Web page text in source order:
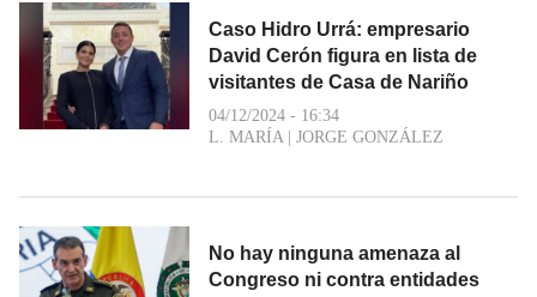
Caso Hidro Urrá: empresario
David Cerón figura en lista de
visitantes de Casa de Nariño
04/12/2024 - 16:34
L. MARÍA | JORGE GONZÁLEZ
No hay ninguna amenaza al
Congreso ni contra entidades